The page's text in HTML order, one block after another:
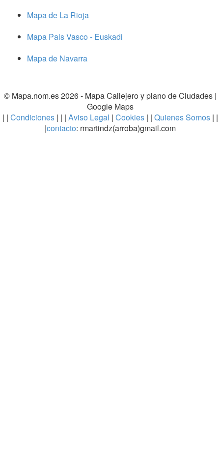
Mapa de La Rioja
Mapa Pais Vasco - Euskadi
Mapa de Navarra
© Mapa.nom.es 2026 - Mapa Callejero y plano de Ciudades|
Google Maps
| | Condiciones| | | Aviso Legal | Cookies | | Quienes Somos | |
|contacto: rmartindz(arroba)gmail.com